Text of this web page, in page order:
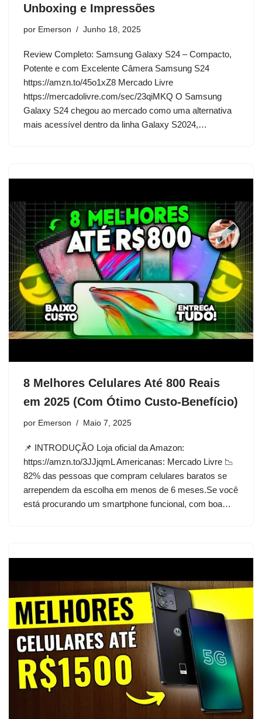
Unboxing e Impressões
por Emerson Junho 18, 2025
Review Completo: Samsung Galaxy S24 – Compacto,
Potente e com Excelente Câmera Samsung S24
https://amzn.to/45o1xZ8 Mercado Livre
https://mercadolivre.com/sec/23qiMKQ O Samsung
Galaxy S24 chegou ao mercado como uma alternativa
mais acessível dentro da linha Galaxy S2024,…
8 Melhores Celulares Até 800 Reais
em 2025 (Com Ótimo Custo-Benefício)
por Emerson Maio 7, 2025
📌 INTRODUÇÃO Loja oficial da Amazon:
https://amzn.to/3JJjqmL Americanas: Mercado Livre 📉
82% das pessoas que compram celulares baratos se
arrependem da escolha em menos de 6 meses.Se você
está procurando um smartphone funcional, com boa…